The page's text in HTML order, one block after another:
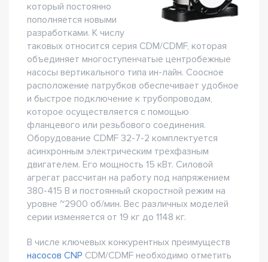
который постоянно
пополняется новыми
разработками. К числу
таковых относится серия CDM/CDMF, которая
объединяет многоступенчатые центробежные
насосы вертикального типа ин-лайн. Соосное
расположение патрубков обеспечивает удобное
и быстрое подключение к трубопроводам,
которое осуществляется с помощью
фланцевого или резьбового соединения.
Оборудование CDMF 32-7-2 комплектуется
асинхронным электрическим трехфазным
двигателем. Его мощность 15 кВт. Силовой
агрегат рассчитан на работу под напряжением
380-415 В и постоянный скоростной режим на
уровне ~2900 об/мин. Вес различных моделей
серии изменяется от 19 кг до 1148 кг.
В числе ключевых конкурентных преимуществ
насосов CNP CDM/CDMF необходимо отметить